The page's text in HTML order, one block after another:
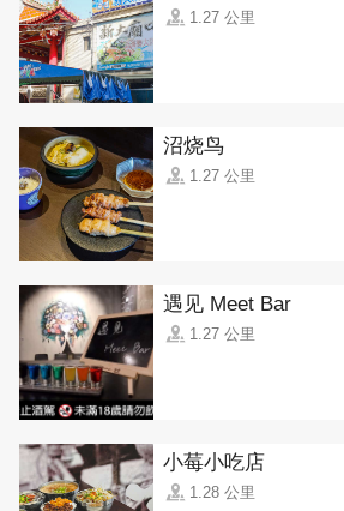
1.27 公里
沼烧鸟
1.27 公里
遇见 Meet Bar
1.27 公里
小莓小吃店
1.28 公里